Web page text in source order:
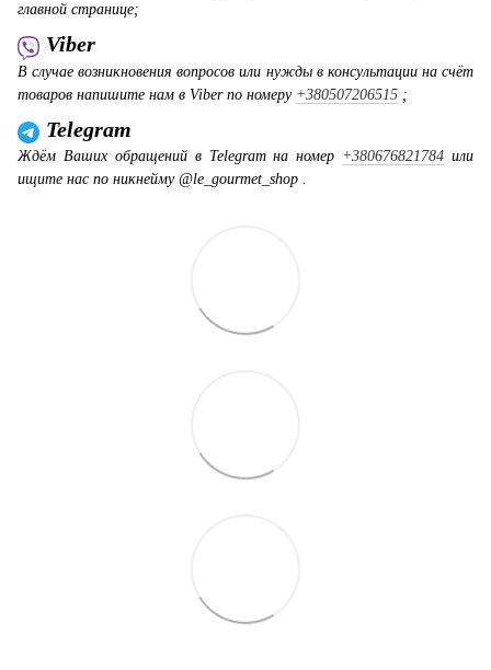
главной странице;
Viber
В случае возникновения вопросов или нужды в консультации на счёт
товаров напишите нам в Viber по номеру +380507206515 ;
Telegram
Ждём Ваших обращений в Telegram на номер +380676821784 или
ищите нас по никнейму @le_gourmet_shop .